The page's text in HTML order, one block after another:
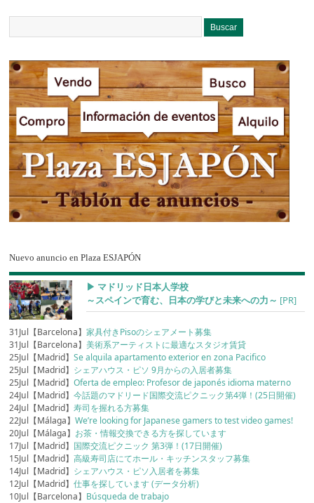
Nuevo anuncio en Plaza ESJAPÓN
▶︎ マドリッド日本人学校
～スペインで育む、日本の学びと未来への力～ [PR]
31Jul【Barcelona】家具付きPisoのシェアメート募集
31Jul【Barcelona】美術系アーティストに最適なスタジオ賃貸
25Jul【Madrid】Se alquila apartamento exterior en zona Pacifico
25Jul【Madrid】 シェアハウス・ピソ 9月からの入居者募集
25Jul【Madrid】Oferta de empleo: Profesor de japonés idioma materno
24Jul【Madrid】今話題のマドリード国際交流ピクニック第4弾！(25日開催)
24Jul【Madrid】寿司を握れる方募集
22Jul【Málaga】We’re looking for Japanese gamers to test video games!
20Jul【Málaga】 お茶・情報交換できる方を探しています
17Jul【Madrid】 国際交流ピクニック 第3弾！(17日開催)
15Jul【Madrid】高級寿司店にてホール・キッチンスタッフ募集
14Jul【Madrid】 シェアハウス・ピソ入居者を募集
12Jul【Madrid】仕事を探しています (データ分析)
10Jul【Barcelona】 Búsqueda de trabajo